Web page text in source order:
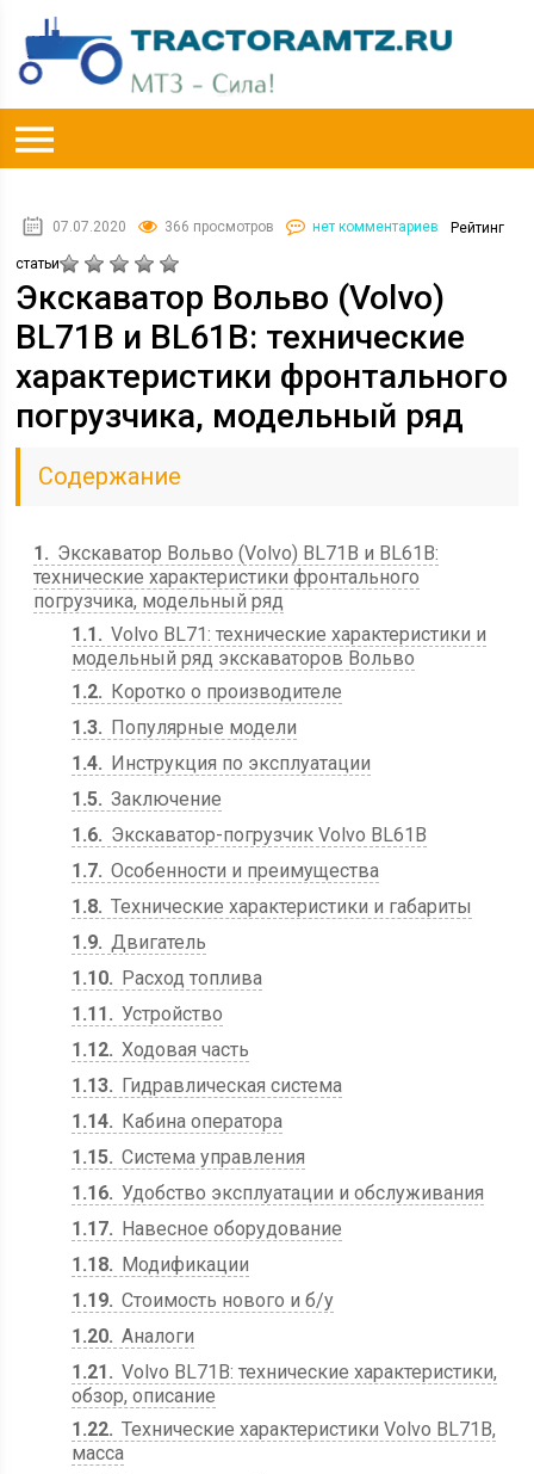
07.07.2020 366 просмотров нет комментариев Рейтинг
статьи
Экскаватор Вольво (Volvo)
BL71B и BL61B: технические
характеристики фронтального
погрузчика, модельный ряд
Содержание
1
Экскаватор Вольво (Volvo) BL71B и BL61B:
технические характеристики фронтального
погрузчика, модельный ряд
1.1
Volvo BL71: технические характеристики и
модельный ряд экскаваторов Вольво
1.2
Коротко о производителе
1.3
Популярные модели
1.4
Инструкция по эксплуатации
1.5 Заключение
1.6
Экскаватор-погрузчик Volvo BL61B
1.7 Особенности и преимущества
1.8 Технические характеристики и габариты
1.9 Двигатель
1.10
Расход топлива
1.11
Устройство
1.12 Ходовая часть
1.13
Гидравлическая система
1.14
Кабина оператора
1.15 Система управления
1.16 Удобство эксплуатации и обслуживания
1.17
Навесное оборудование
1.18
Модификации
1.19 Стоимость нового и б/у
1.20 Аналоги
1.21
Volvo BL71B: технические характеристики,
обзор, описание
1.22 Технические характеристики Volvo BL71B,
масса